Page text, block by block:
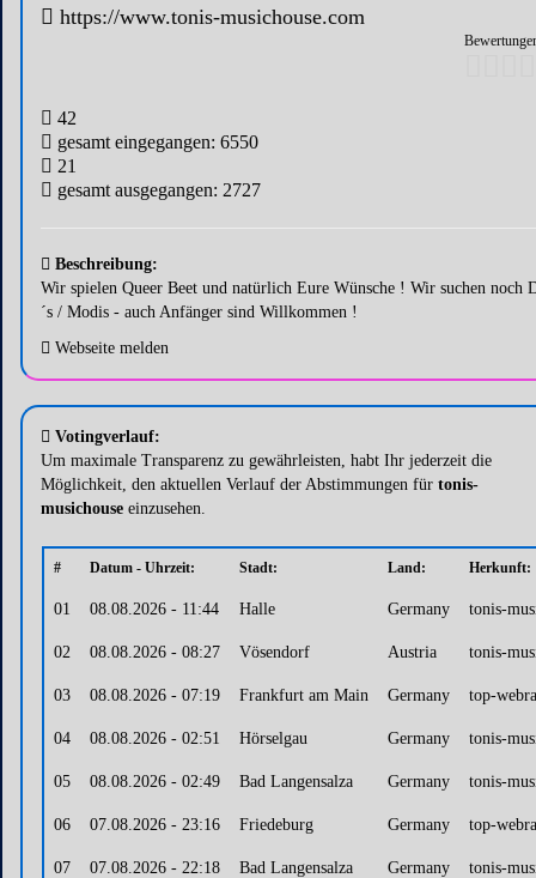
https://www.tonis-musichouse.com
42
gesamt eingegangen: 6550
21
gesamt ausgegangen: 2727
Beschreibung:
Wir spielen Queer Beet und natürlich Eure Wünsche ! Wir suchen noch
´s / Modis - auch Anfänger sind Willkommen !
Webseite melden
Votingverlauf:
Um maximale Transparenz zu gewährleisten, habt Ihr jederzeit die
Möglichkeit, den aktuellen Verlauf der Abstimmungen für tonis-
musichouse einzusehen.
# Datum - Uhrzeit: Stadt: Land: Herkunft:
01 08.08.2026 - 11:44 Halle Germany tonis-
02 08.08.2026 - 08:27 Vösendorf Austria tonis-
03 08.08.2026 - 07:19 Frankfurt am Main Germany top-
04 08.08.2026 - 02:51 Hörselgau Germany tonis-
05 08.08.2026 - 02:49 Bad Langensalza Germany tonis-
06 07.08.2026 - 23:16 Friedeburg Germany top-
07 07.08.2026 - 22:18 Bad Langensalza Germany tonis-